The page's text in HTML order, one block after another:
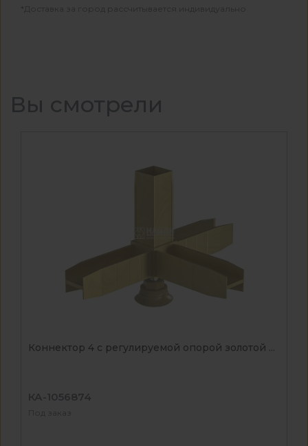
*Доставка за город рассчитывается индивидуально
Вы смотрели
Коннектор 4 с регулируемой опорой золотой ...
КА-1056874
Под заказ